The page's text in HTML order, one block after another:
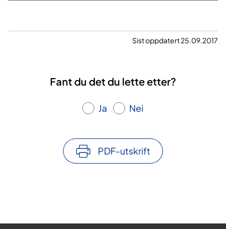
Sist oppdatert 25.09.2017
Fant du det du lette etter?
Ja Nei
PDF-utskrift